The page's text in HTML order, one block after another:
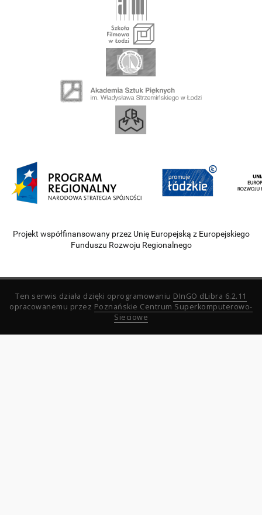
Projekt współfinansowany przez Unię Europejską z Europejskiego
Funduszu Rozwoju Regionalnego
Ten serwis działa dzięki oprogramowaniu DInGO dLibra 6.2.11
opracowanemu przez Poznańskie Centrum Superkomputerowo-
Sieciowe